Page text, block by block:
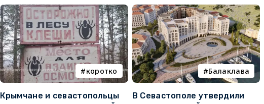
коротко
Крымчане и севастопольцы
Балаклава
В Севастополе утвердили